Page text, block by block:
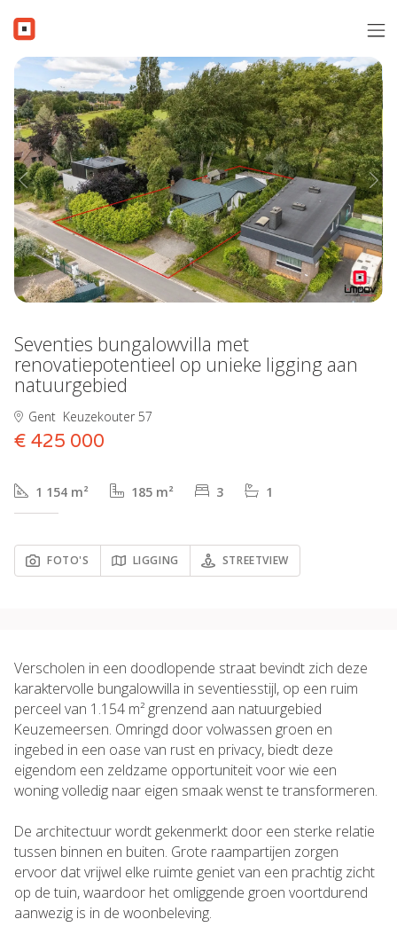
Over i-Moov
Inschrijven
Verkopen
Aanbod
Verkocht
Contact
Gratis schatting
Previous
Gent Keuzekouter 57
€ 425 000
1 154 m² 185 m² 3 1
Seventies bungalowvilla met
renovatiepotentieel op unieke ligging aan
natuurgebied
FOTO'S LIGGING STREETVIEW
Verscholen in een doodlopende straat bevindt zich deze
karaktervolle bungalowvilla in seventiesstijl, op een ruim
perceel van 1.154 m² grenzend aan natuurgebied
Keuzemeersen. Omringd door volwassen groen en
ingebed in een oase van rust en privacy, biedt deze
eigendom een zeldzame opportuniteit voor wie een
woning volledig naar eigen smaak wenst te transformeren.
De architectuur wordt gekenmerkt door een sterke relatie
tussen binnen en buiten. Grote raampartijen zorgen
ervoor dat vrijwel elke ruimte geniet van een prachtig zicht
op de tuin, waardoor het omliggende groen voortdurend
aanwezig is in de woonbeleving.